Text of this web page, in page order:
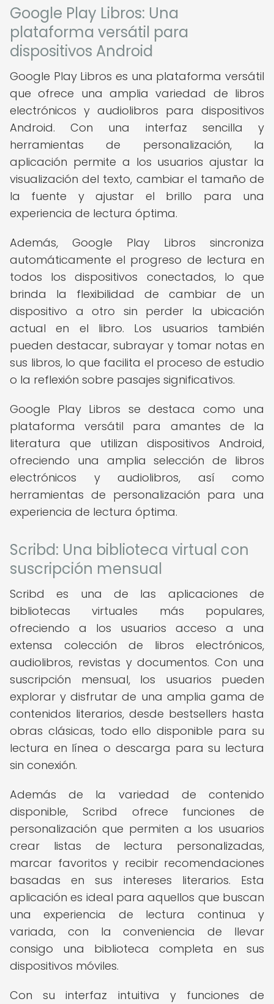
Google Play Libros: Una
plataforma versátil para
dispositivos Android
Google Play Libros es una plataforma versátil
que ofrece una amplia variedad de libros
electrónicos y audiolibros para dispositivos
Android. Con una interfaz sencilla y
herramientas de personalización, la
aplicación permite a los usuarios ajustar la
visualización del texto, cambiar el tamaño de
la fuente y ajustar el brillo para una
experiencia de lectura óptima.
Además, Google Play Libros sincroniza
automáticamente el progreso de lectura en
todos los dispositivos conectados, lo que
brinda la flexibilidad de cambiar de un
dispositivo a otro sin perder la ubicación
actual en el libro. Los usuarios también
pueden destacar, subrayar y tomar notas en
sus libros, lo que facilita el proceso de estudio
o la reflexión sobre pasajes significativos.
Google Play Libros se destaca como una
plataforma versátil para amantes de la
literatura que utilizan dispositivos Android,
ofreciendo una amplia selección de libros
electrónicos y audiolibros, así como
herramientas de personalización para una
experiencia de lectura óptima.
Scribd: Una biblioteca virtual con
suscripción mensual
Scribd es una de las aplicaciones de
bibliotecas virtuales más populares,
ofreciendo a los usuarios acceso a una
extensa colección de libros electrónicos,
audiolibros, revistas y documentos. Con una
suscripción mensual, los usuarios pueden
explorar y disfrutar de una amplia gama de
contenidos literarios, desde bestsellers hasta
obras clásicas, todo ello disponible para su
lectura en línea o descarga para su lectura
sin conexión.
Además de la variedad de contenido
disponible, Scribd ofrece funciones de
personalización que permiten a los usuarios
crear listas de lectura personalizadas,
marcar favoritos y recibir recomendaciones
basadas en sus intereses literarios. Esta
aplicación es ideal para aquellos que buscan
una experiencia de lectura continua y
variada, con la conveniencia de llevar
consigo una biblioteca completa en sus
dispositivos móviles.
Con su interfaz intuitiva y funciones de